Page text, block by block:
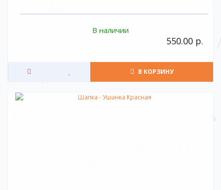
В наличии
550.00 р.
В КОРЗИНУ